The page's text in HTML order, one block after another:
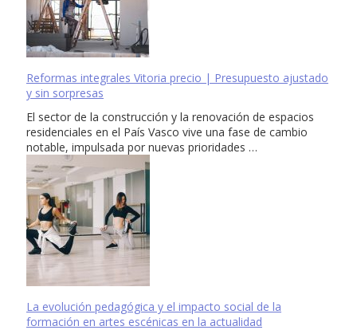
Reformas integrales Vitoria precio | Presupuesto ajustado
y sin sorpresas
El sector de la construcción y la renovación de espacios
residenciales en el País Vasco vive una fase de cambio
notable, impulsada por nuevas prioridades …
La evolución pedagógica y el impacto social de la
formación en artes escénicas en la actualidad